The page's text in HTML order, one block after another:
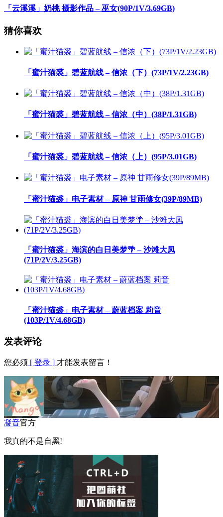
「云溪溪」奶桃 摄影作品 – 巫女(90P/1V/3.69GB)
猜你喜欢
「蜜汁猫裘」碧蓝航线 – 信浓（下）(73P/1V/2.23GB)
「蜜汁猫裘」碧蓝航线 – 信浓（中）(38P/1.31GB)
「蜜汁猫裘」碧蓝航线 – 信浓（上）(95P/3.01GB)
「蜜汁猫裘」电子素材 – 原神 甘雨修女(39P/89MB)
「蜜汁猫裘」海滨的白日美梦🌴 – 沙滩大凤
(71P/2V/3.25GB)
「蜜汁猫裘」电子素材 – 蔚蓝档案 莉音
(103P/1V/4.68GB)
发表评论
您必须 [ 登录 ] 才能发表留言！
凝音官方
我真的不是自黑!